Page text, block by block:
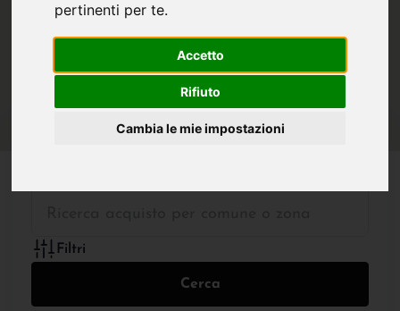
pertinenti per te.
Accetto
Rifiuto
Cambia le mie impostazioni
Filtri
Cerca